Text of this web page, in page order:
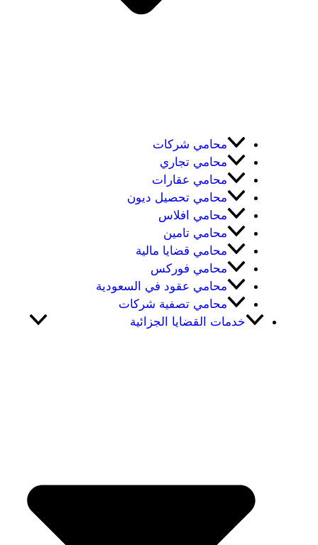
محامي شركات
محامي تجاري
محامي عقارات
محامي تحصيل ديون
محامي افلاس
محامي تامين
محامي قضايا مالية
محامي فوركس
محامي عقود في السعودية
محامي تصفية شركات
خدمات القضايا الجزائية